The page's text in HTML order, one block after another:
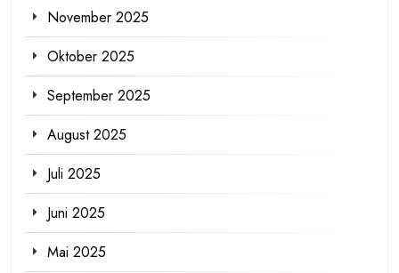
November 2025
Oktober 2025
September 2025
August 2025
Juli 2025
Juni 2025
Mai 2025